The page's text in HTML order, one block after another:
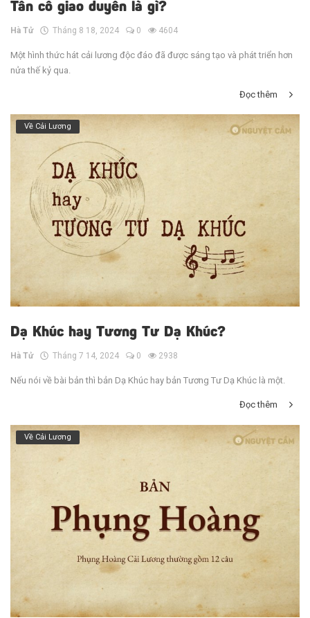
Tân cổ giao duyên là gì?
Hà Tử Tháng 8 18, 2024 0 4604
Một hình thức hát cải lương độc đáo đã được sáng tạo và phát triển hơn
nửa thế kỷ qua.
Đọc thêm
Về Cải Lương
Dạ Khúc hay Tương Tư Dạ Khúc?
Hà Tử Tháng 7 14, 2024 0 2938
Nếu nói về bài bản thì bản Dạ Khúc hay bản Tương Tư Dạ Khúc là một.
Đọc thêm
Về Cải Lương